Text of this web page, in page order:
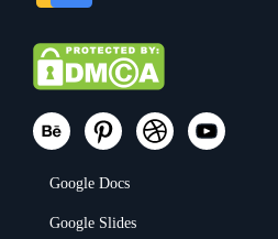
Google Docs
Google Slides